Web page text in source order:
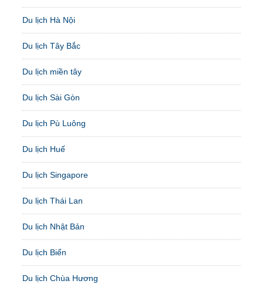
Du lịch Hà Nội
Du lịch Tây Bắc
Du lịch miền tây
Du lịch Sài Gòn
Du lịch Pù Luông
Du lịch Huế
Du lịch Singapore
Du lịch Thái Lan
Du lịch Nhật Bản
Du lịch Biển
Du lịch Chùa Hương